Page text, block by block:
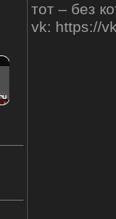
тот – без
vk: https://